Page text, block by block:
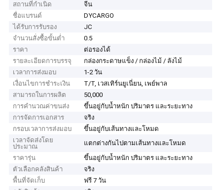
สถานที่กำเนิด
จีน
ชื่อแบรนด์
DYCARGO
ได้รับการรับรอง
JC
จำนวนสั่งซื้อขั้นต่ำ
0.5
ราคา
ต่อรองได้
รายละเอียดการบรรจุ
กล่องกระดาษแข็ง / กล่องไม้ / ลังไม้
เวลาการส่งมอบ
1-2 วัน
เงื่อนไขการชำระเงิน
T/T, เวสเทิร์นยูเนี่ยน, เพย์พาล
สามารถในการผลิต
50,000
การคำนวณค่าขนส่ง
ขึ้นอยู่กับน้ำหนัก ปริมาตร และระยะทาง
การจัดการเอกสาร
จริง
กรอบเวลาการส่งมอบ
ขึ้นอยู่กับเส้นทางและโหมด
เวลาจัดส่งโดย
ประมาณ
แตกต่างกันไปตามเส้นทางและโหมด
ราคารุ่น
ขึ้นอยู่กับน้ำหนัก ปริมาตร และระยะทาง
ตัวเลือกคลังสินค้า
จริง
พื้นที่จัดเก็บ
ฟรี 7 วัน